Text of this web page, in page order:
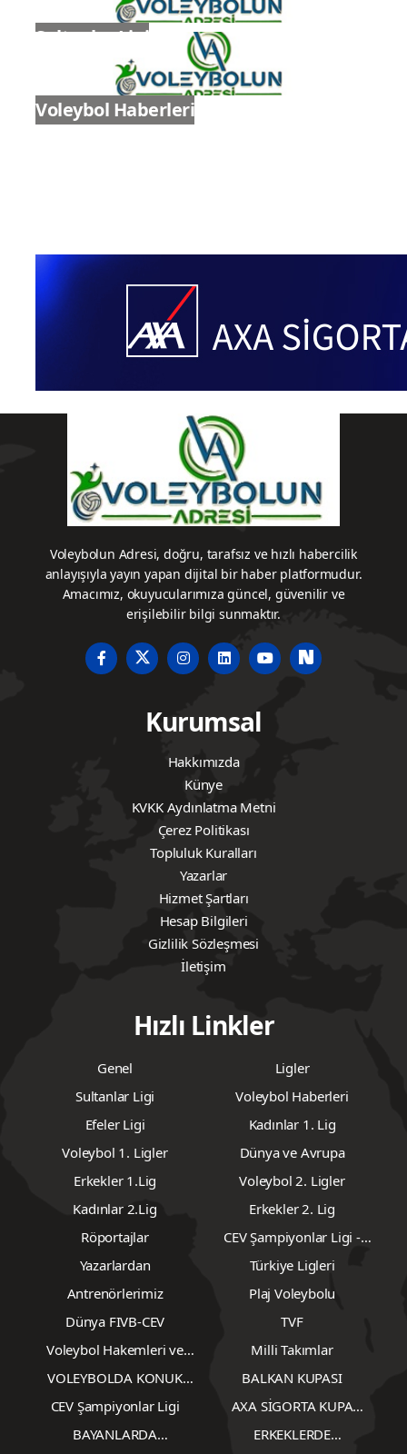
Sultanlar Ligi
Voleybol Haberleri
Voleybolun Adresi, doğru, tarafsız ve hızlı habercilik
anlayışıyla yayın yapan dijital bir haber platformudur.
Amacımız, okuyucularımıza güncel, güvenilir ve
erişilebilir bilgi sunmaktır.
Kurumsal
Hakkımızda
Künye
KVKK Aydınlatma Metni
Çerez Politikası
Topluluk Kuralları
Yazarlar
Hizmet Şartları
Hesap Bilgileri
Gizlilik Sözleşmesi
İletişim
Hızlı Linkler
Genel
Ligler
Sultanlar Ligi
Voleybol Haberleri
Efeler Ligi
Kadınlar 1. Lig
Voleybol 1. Ligler
Dünya ve Avrupa
Erkekler 1.Lig
Voleybol 2. Ligler
Kadınlar 2.Lig
Erkekler 2. Lig
Röportajlar
CEV Şampiyonlar Ligi -
Yazarlardan
Türkiye Ligleri
Antrenörlerimiz
Plaj Voleybolu
Dünya FIVB-CEV
TVF
Voleybol Hakemleri ve
Milli Takımlar
VOLEYBOLDA KONUK
BALKAN KUPASI
CEV Şampiyonlar Ligi
AXA SİGORTA KUPA
BAYANLARDA
ERKEKLERDE